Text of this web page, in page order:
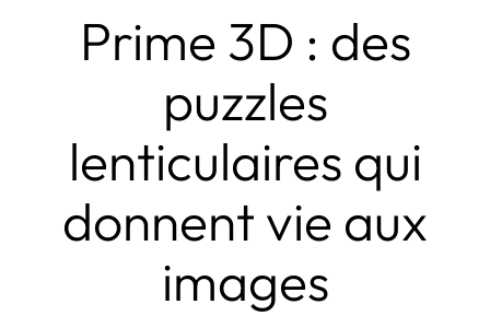
Prime 3D : des
puzzles
lenticulaires qui
donnent vie aux
images